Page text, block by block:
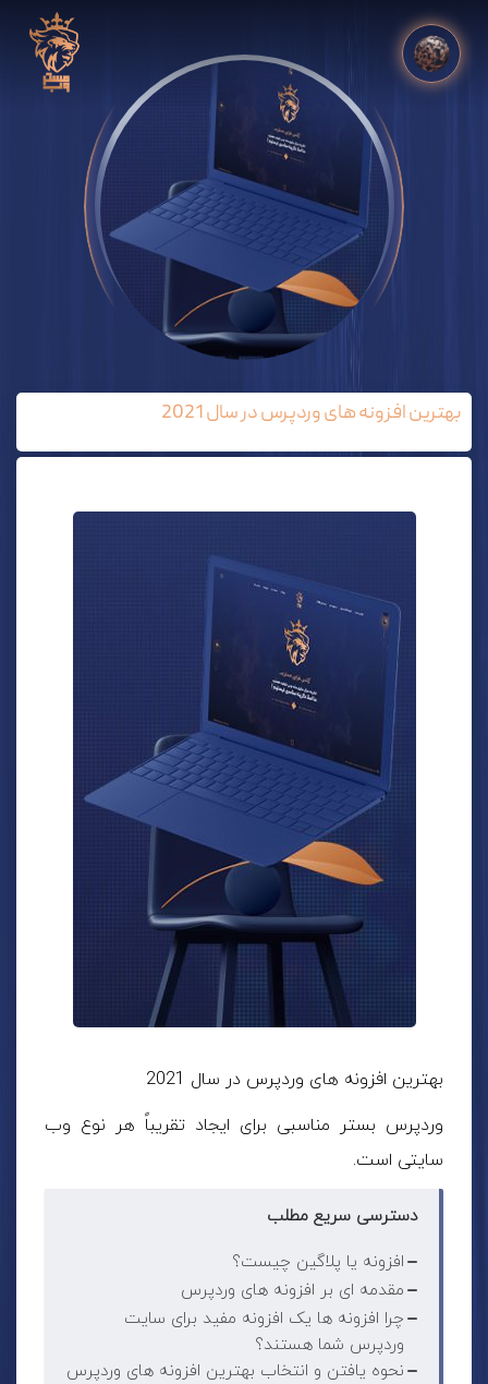
بهترین افزونه های وردپرس در سال 2021
بهترین افزونه های وردپرس در سال 2021
وردپرس بستر مناسبی برای ایجاد تقریباً هر نوع وب
سایتی است.
دسترسی سریع مطلب
افزونه یا پلاگین چیست؟
مقدمه ای بر افزونه های وردپرس
چرا افزونه ها یک افزونه مفید برای سایت
وردپرس شما هستند؟
نحوه یافتن و انتخاب بهترین افزونه های وردپرس